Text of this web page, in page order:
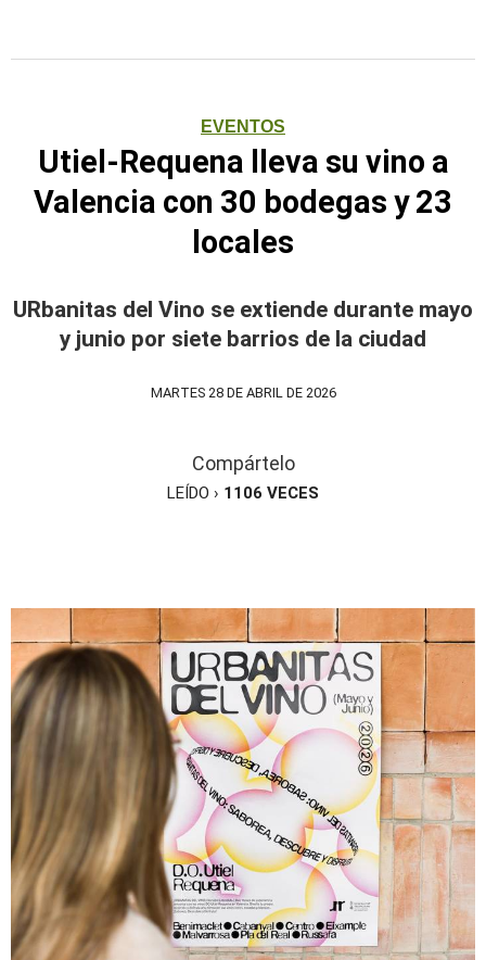
EVENTOS
Utiel-Requena lleva su vino a
Valencia con 30 bodegas y 23
locales
URbanitas del Vino se extiende durante mayo
y junio por siete barrios de la ciudad
MARTES 28 DE ABRIL DE 2026
Compártelo
LEÍDO › 1106 VECES